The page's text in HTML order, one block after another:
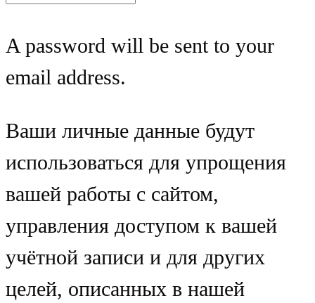
A password will be sent to your
email address.
Ваши личные данные будут
использоваться для упрощения
вашей работы с сайтом,
управления доступом к вашей
учётной записи и для других
целей, описанных в нашей